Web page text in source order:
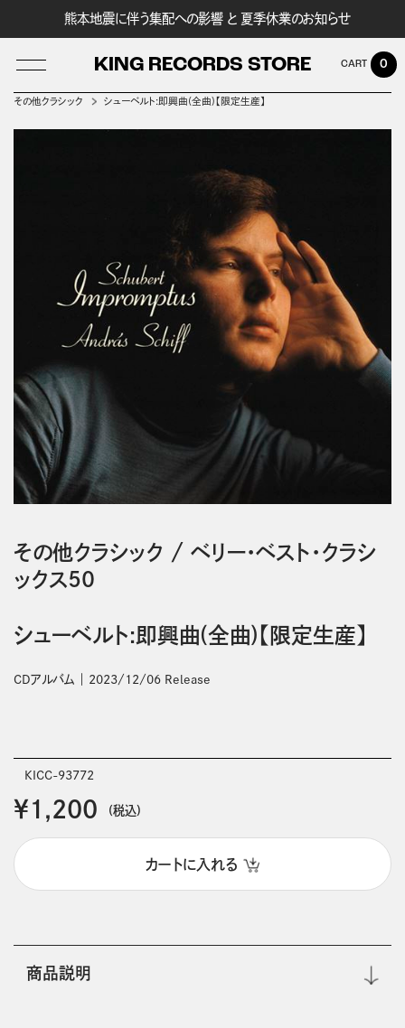
熊本地震に伴う集配への影響 と 夏季休業のお知らせ
KING RECORDS STORE 0
その他クラシック シューベルト:即興曲(全曲)【限定生産】
その他クラシック / ベリー・ベスト・クラシ
ックス50
シューベルト:即興曲(全曲)【限定生産】
CDアルバム 2023/12/06 Release
KICC-93772
￥1,200 (税込)
カートに入れる
商品説明